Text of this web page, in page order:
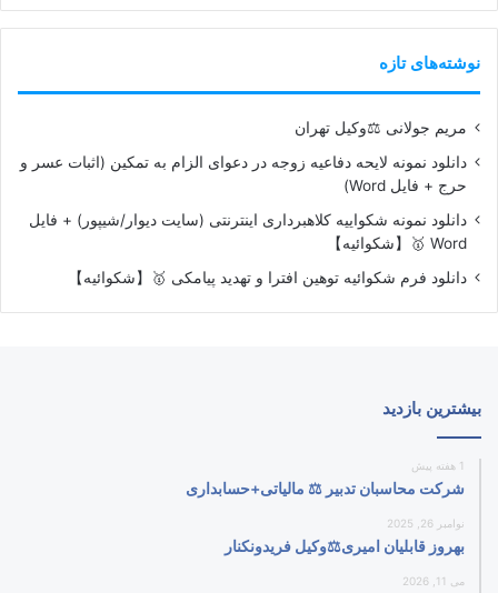
نوشته‌های تازه
مریم جولانی ⚖️وکیل تهران
دانلود نمونه لایحه دفاعیه زوجه در دعوای الزام به تمکین (اثبات عسر و
حرج + فایل Word)
دانلود نمونه شکواییه کلاهبرداری اینترنتی (سایت دیوار/شیپور) + فایل
Word 🥇【شکوائیه】
دانلود فرم شکوائیه توهین افترا و تهدید پیامکی 🥇【شکوائیه】
بیشترین بازدید
1 هفته پیش
شرکت محاسبان تدبیر ⚖️ مالیاتی+حسابداری
نوامبر 26, 2025
بهروز قابلیان امیری⚖️وکیل فریدونکنار
می 11, 2026